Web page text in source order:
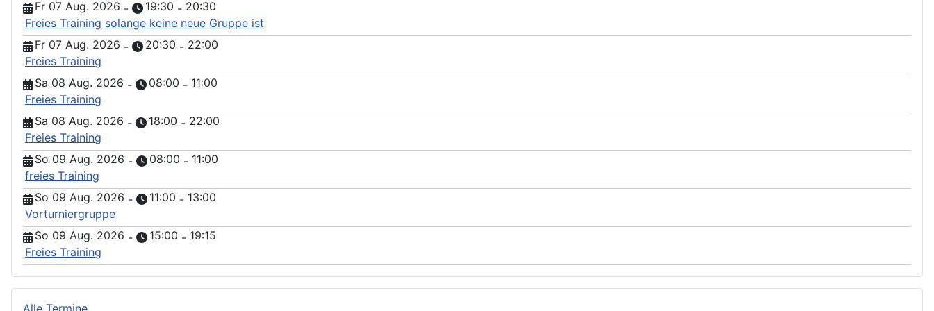
Fr 07 Aug. 2026 - 19:30 - 20:30
Freies Training solange keine neue Gruppe ist
Fr 07 Aug. 2026 - 20:30 - 22:00
Freies Training
Sa 08 Aug. 2026 - 08:00 - 11:00
Freies Training
Sa 08 Aug. 2026 - 18:00 - 22:00
Freies Training
So 09 Aug. 2026 - 08:00 - 11:00
freies Training
So 09 Aug. 2026 - 11:00 - 13:00
Vorturniergruppe
So 09 Aug. 2026 - 15:00 - 19:15
Freies Training
Alle Termine